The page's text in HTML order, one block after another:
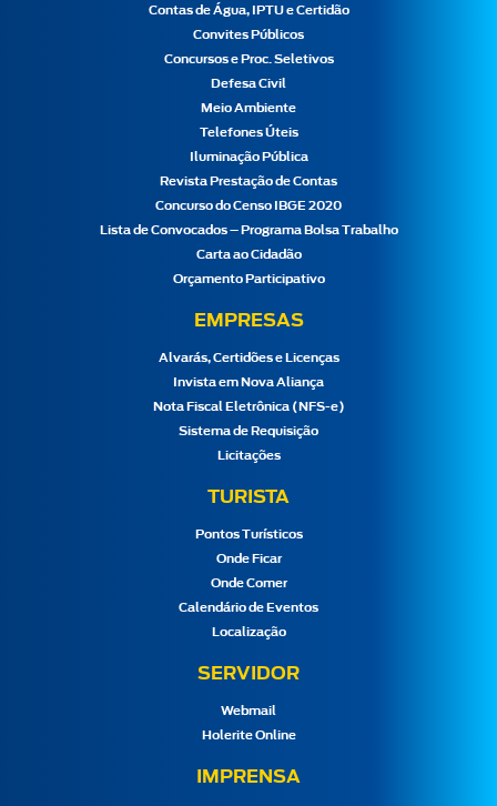
Contas de Água, IPTU e Certidão
Convites Públicos
Concursos e Proc. Seletivos
Defesa Civil
Meio Ambiente
Telefones Úteis
Iluminação Pública
Revista Prestação de Contas
Concurso do Censo IBGE 2020
Lista de Convocados – Programa Bolsa Trabalho
Carta ao Cidadão
Orçamento Participativo
EMPRESAS
Alvarás, Certidões e Licenças
Invista em Nova Aliança
Nota Fiscal Eletrônica (NFS-e)
Sistema de Requisição
Licitações
TURISTA
Pontos Turísticos
Onde Ficar
Onde Comer
Calendário de Eventos
Localização
SERVIDOR
Webmail
Holerite Online
IMPRENSA